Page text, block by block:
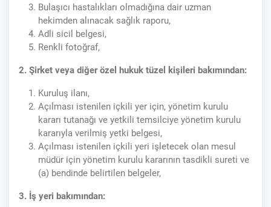
Bulaşıcı hastalıkları olmadığına dair uzman
hekimden alınacak sağlık raporu,
Adli sicil belgesi,
Renkli fotoğraf,
2. Şirket veya diğer özel hukuk tüzel kişileri bakımından:
Kuruluş ilanı,
Açılması istenilen içkili yer için, yönetim kurulu
kararı tutanağı ve yetkili temsilciye yönetim kurulu
kararıyla verilmiş yetki belgesi,
Açılması istenilen içkili yeri işletecek olan mesul
müdür için yönetim kurulu kararının tasdikli sureti ve
(a) bendinde belirtilen belgeler,
3. İş yeri bakımından: